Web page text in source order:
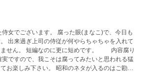
女でございます。 腐った眼(まなこ)で、今日も
て
す。 内容腐り
お楽しみ下さい。 昭和のネタが入るのはご勘